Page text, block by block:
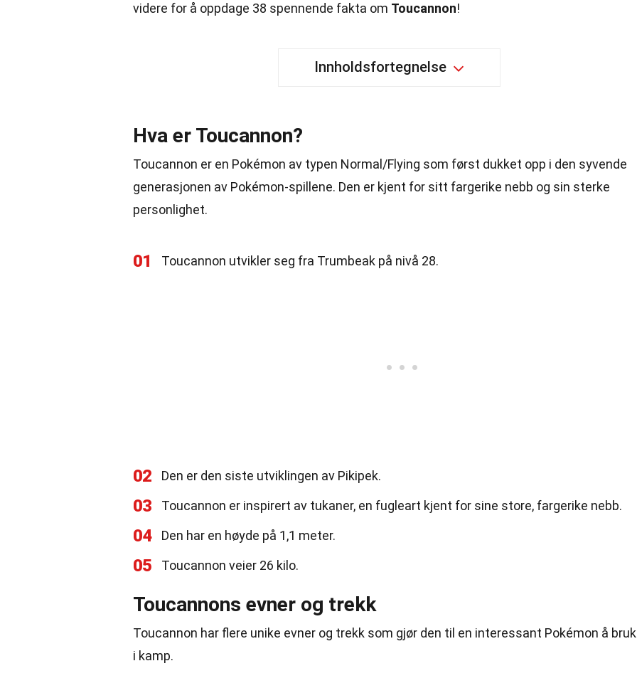
videre for å oppdage 38 spennende fakta om Toucannon!
Innholdsfortegnelse
Hva er Toucannon?
Toucannon er en Pokémon av typen Normal/Flying som først dukket opp i den syvende
generasjonen av Pokémon-spillene. Den er kjent for sitt fargerike nebb og sin sterke
personlighet.
01 Toucannon utvikler seg fra Trumbeak på nivå 28.
02 Den er den siste utviklingen av Pikipek.
03 Toucannon er inspirert av tukaner, en fugleart kjent for sine store, fargerike nebb.
04 Den har en høyde på 1,1 meter.
05 Toucannon veier 26 kilo.
Toucannons evner og trekk
Toucannon har flere unike evner og trekk som gjør den til en interessant Pokémon å
i kamp.